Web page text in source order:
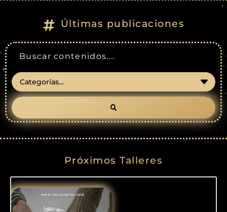
Últimas publicaciones
Próximos Talleres